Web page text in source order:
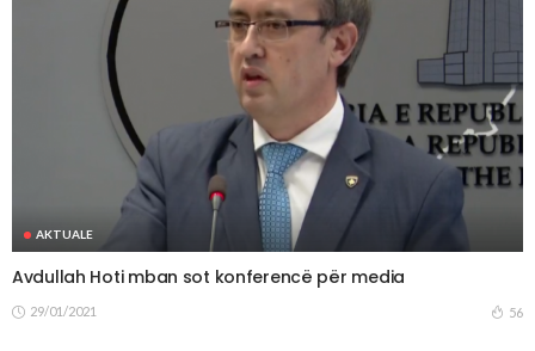
AKTUALE
Avdullah Hoti mban sot konferencë për media
29/01/2021 56